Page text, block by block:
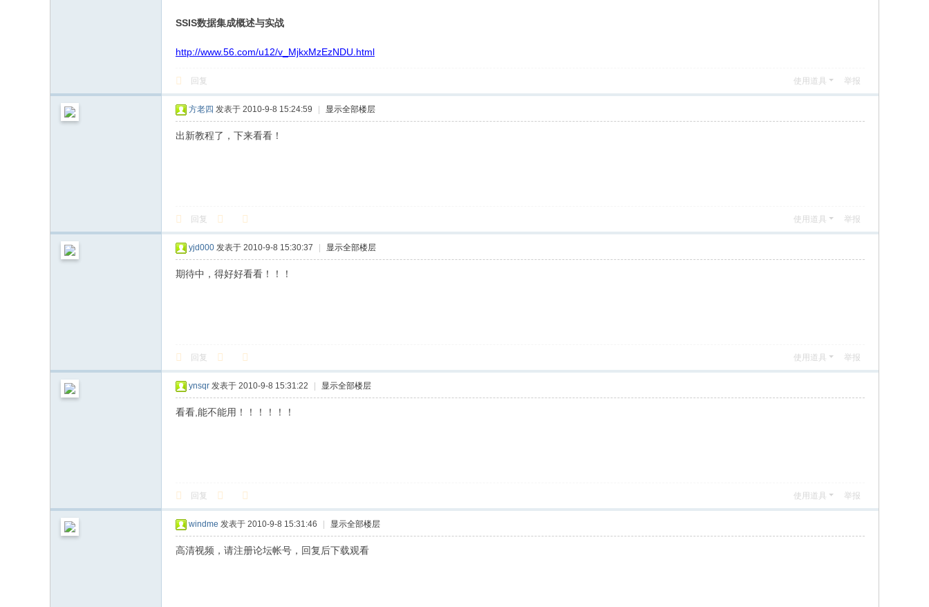
SSIS数据集成概述与实战
http://www.56.com/u12/v_MjkxMzEzNDU.html
回复 使用道具 举报
方老四 发表于 2010-9-8 15:24:59 显示全部楼层
出新教程了，下来看看！
回复 使用道具 举报
yjd000 发表于 2010-9-8 15:30:37 显示全部楼层
期待中，得好好看看！！！
回复 使用道具 举报
ynsqr 发表于 2010-9-8 15:31:22 显示全部楼层
看看,能不能用！！！！！！
回复 使用道具 举报
windme 发表于 2010-9-8 15:31:46 显示全部楼层
高清视频，请注册论坛帐号，回复后下载观看